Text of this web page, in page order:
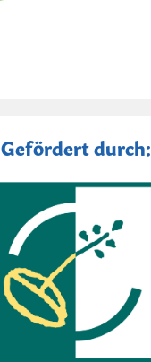
Gefördert durch: